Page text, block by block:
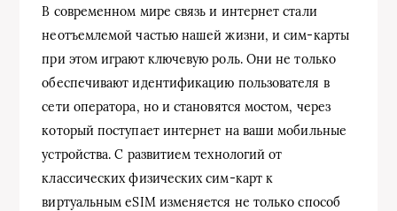
В современном мире связь и интернет стали
неотъемлемой частью нашей жизни, и сим-карты
при этом играют ключевую роль. Они не только
обеспечивают идентификацию пользователя в
сети оператора, но и становятся мостом, через
который поступает интернет на ваши мобильные
устройства. С развитием технологий от
классических физических сим-карт к
виртуальным eSIM изменяется не только способ